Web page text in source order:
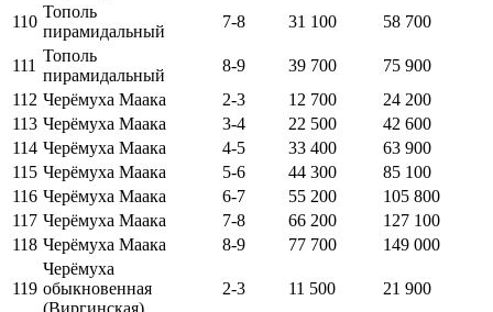
110
Тополь
пирамидальный
7-8 31 100 58 700
111
Тополь
пирамидальный
8-9 39 700
75 900
112 Черёмуха Маака 2-3 12 700
24 200
113 Черёмуха Маака 3-4 22 500
42 600
114 Черёмуха Маака 4-5 33 400
63 900
115 Черёмуха Маака 5-6 44 300
85 100
116 Черёмуха Маака 6-7 55 200
105 800
117 Черёмуха Маака 7-8 66 200
127 100
118 Черёмуха Маака 8-9 77 700 149 000
119
Черёмуха
обыкновенная
(Виргинская)
2-3 11 500 21 900